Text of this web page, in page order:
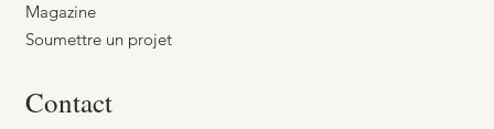
Magazine
Soumettre un projet
Contact